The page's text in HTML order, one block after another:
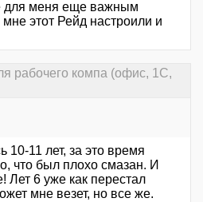
для меня еще важным
этот Рейд настроили и
рабочего компа (офис, 1С,
10-11 лет, за это время
что был плохо смазан. И
Лет 6 уже как перестал
мне везет, но все же.